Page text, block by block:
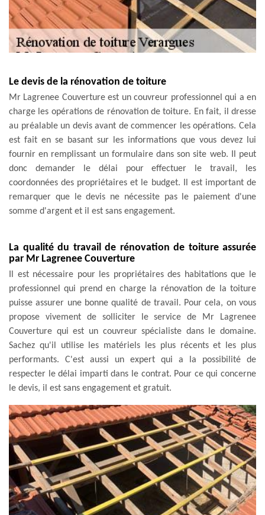
Le devis de la rénovation de toiture
Mr Lagrenee Couverture est un couvreur professionnel qui a en
charge les opérations de rénovation de toiture. En fait, il dresse
au préalable un devis avant de commencer les opérations. Cela
est fait en se basant sur les informations que vous devez lui
fournir en remplissant un formulaire dans son site web. Il peut
donc demander le délai pour effectuer le travail, les
coordonnées des propriétaires et le budget. Il est important de
remarquer que le devis ne nécessite pas le paiement d'une
somme d'argent et il est sans engagement.
La qualité du travail de rénovation de toiture assurée
par Mr Lagrenee Couverture
Il est nécessaire pour les propriétaires des habitations que le
professionnel qui prend en charge la rénovation de la toiture
puisse assurer une bonne qualité de travail. Pour cela, on vous
propose vivement de solliciter le service de Mr Lagrenee
Couverture qui est un couvreur spécialiste dans le domaine.
Sachez qu'il utilise les matériels les plus récents et les plus
performants. C'est aussi un expert qui a la possibilité de
respecter le délai imparti dans le contrat. Pour ce qui concerne
le devis, il est sans engagement et gratuit.